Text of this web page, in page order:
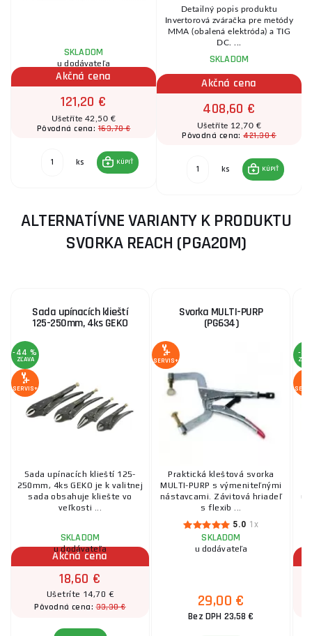
SKLADOM
u dodávateľa
Akčná cena
121,20 €
Ušetříte 42,50 €
Pôvodná cena:163,70 €
ks KÚPIŤ
Detailný popis produktu
Invertorová zváračka pre metódy
MMA (obalená elektróda) a TIG
DC. ...
SKLADOM
Akčná cena
408,60 €
Ušetříte 12,70 €
Pôvodná cena:421,30 €
ks KÚPIŤ
ALTERNATÍVNE VARIANTY K PRODUKTU
SVORKA REACH (PGA20M)
Sada upínacích klieští
125-250mm, 4ks GEKO
-44 %
ZĽAVA
SERVIS+
Sada upínacích klieští 125-
250mm, 4ks GEKO je k valitnej
sada obsahuje kliešte vo
veľkosti ...
SKLADOM
u dodávateľa
Akčná cena
18,60 €
Ušetríte 14,70 €
Pôvodná cena:33,30 €
Svorka MULTI-PURP
(PG634)
SERVIS+
Praktická kleštová svorka
MULTI-PURP s výmeniteľnými
nástavcami. Závitová hriadeľ
s flexib ...
5.0 1x
SKLADOM
u dodávateľa
29,00 €
Bez DPH 23,58 €
-3